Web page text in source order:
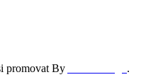
promovat By .